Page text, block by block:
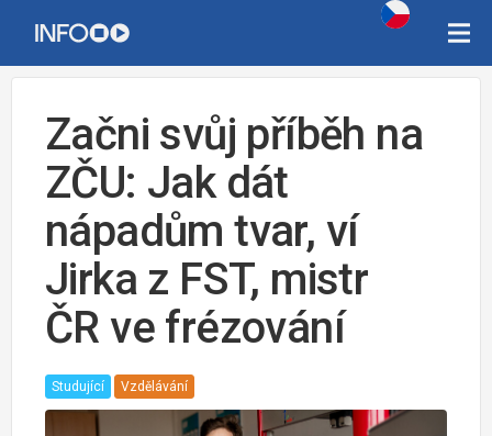
Začni svůj příběh na
ZČU: Jak dát
nápadům tvar, ví
Jirka z FST, mistr
ČR ve frézování
Studující Vzdělávání